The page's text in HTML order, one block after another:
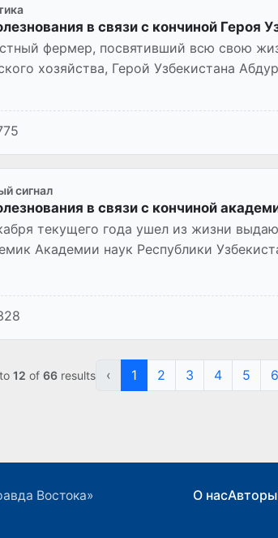
в связи с кончиной Героя
фермер, посвятивший всю свою
хозяйства, Герой Узбекистана
сигнал
в связи с кончиной
текущего года ушел из жизни
Академии наук Республики
to 12 of 66 results ‹ 1 2 3 4 5 6
Востока» О насАвторы